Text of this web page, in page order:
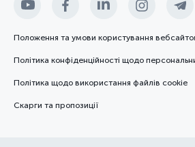
Положення та умови користування
Політика конфіденційності щодо
Політика щодо використання файлів cookie
Скарги та пропозиції